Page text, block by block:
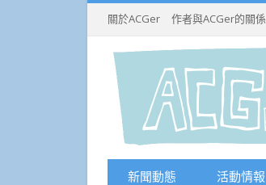
關於ACGer 作者與ACGer的關係
新聞動態 活動情報